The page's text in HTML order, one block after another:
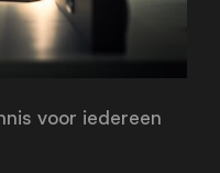
voor iedereen